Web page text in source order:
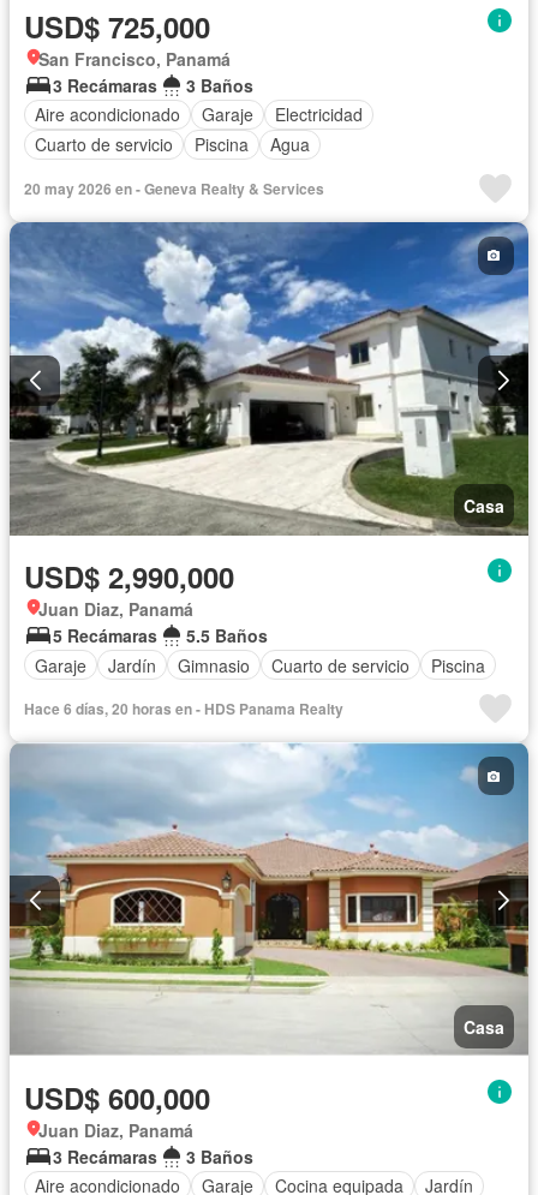
USD$ 725,000
San Francisco, Panamá
3 Recámaras
3 Baños
Aire acondicionado
Garaje
Electricidad
Cuarto de servicio
Piscina Agua
20 may 2026 en - Geneva Realty & Services
Casa
USD$ 2,990,000
Juan Diaz, Panamá
5 Recámaras
5.5 Baños
Garaje
Jardín Gimnasio Cuarto de servicio Piscina
Hace 6 días, 20 horas en - HDS Panama Realty
Casa
USD$ 600,000
Juan Diaz, Panamá
3 Recámaras
3 Baños
Aire acondicionado
Garaje Cocina equipada
Jardín